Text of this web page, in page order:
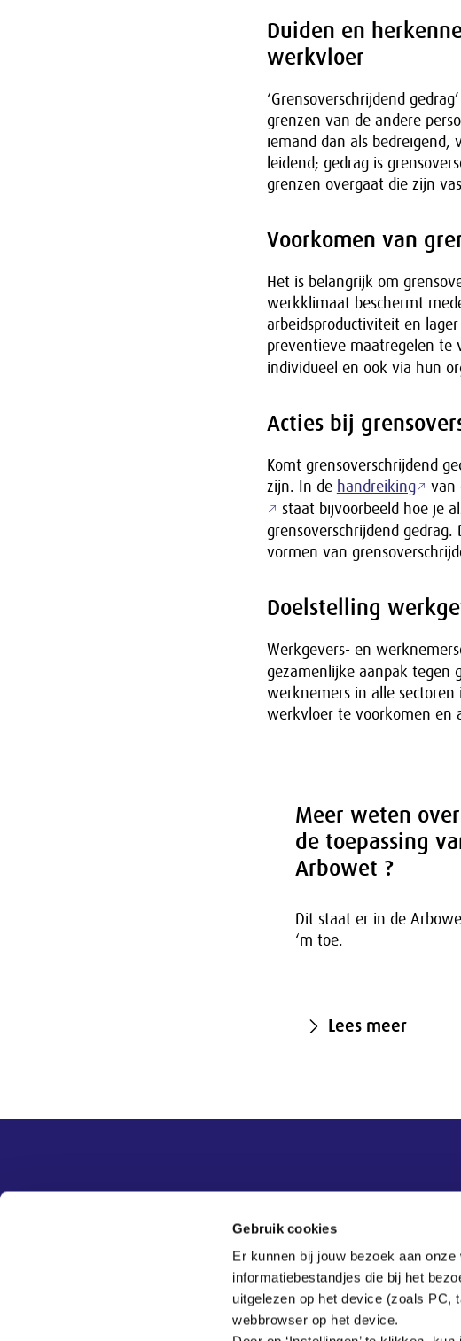
Gebruik cookies
Er kunnen bij jouw bezoek aan
informatiebestandjes die bij het
uitgelezen op het device (zoals PC,
webbrowser op het device.
Duiden en
werkvloer
‘Grensoverschrijdend
grenzen van de andere
iemand dan als bedreigend,
leidend; gedrag is
grenzen overgaat die zijn
Voorkomen van
Het is belangrijk om
werkklimaat beschermt
arbeidsproductiviteit en
preventieve maatregelen te
individueel en ook via hun
Acties bij
Komt grensoverschrijdend
zijn. In de handreiking van
staat bijvoorbeeld hoe je
grensoverschrijdend
vormen van
Doelstelling
Werkgevers- en
gezamenlijke aanpak tegen
werknemers in alle
werkvloer te voorkomen en
Meer weten
de toepassing
Arbowet ?
Dit staat er in de
‘m toe.
Lees meer
Contact
Tel:070 - 3 499 499
Veelgestelde vragen